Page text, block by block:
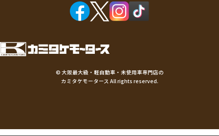
© 大阪最大級・軽自動車・未使用車専門店の
カミタケモータース All rights reserved.